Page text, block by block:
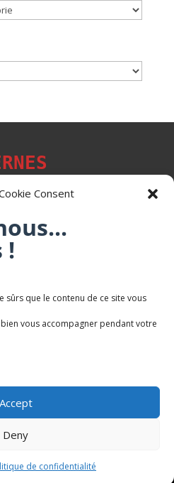
Consent
!
sûrs que le contenu de ce site vous
vous accompagner pendant votre
Accept
Deny
de confidentialité
Mont-Saint-Martin
FEITE